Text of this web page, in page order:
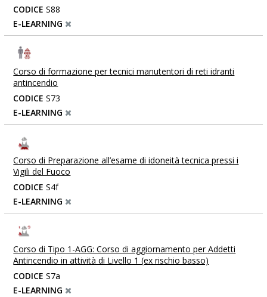
CODICE S88
E-LEARNING
Corso di formazione per tecnici manutentori di reti idranti
antincendio
CODICE S73
E-LEARNING
Corso di Preparazione all’esame di idoneità tecnica pressi i
Vigili del Fuoco
CODICE S4f
E-LEARNING
Corso di Tipo 1-AGG: Corso di aggiornamento per Addetti
Antincendio in attività di Livello 1 (ex rischio basso)
CODICE S7a
E-LEARNING